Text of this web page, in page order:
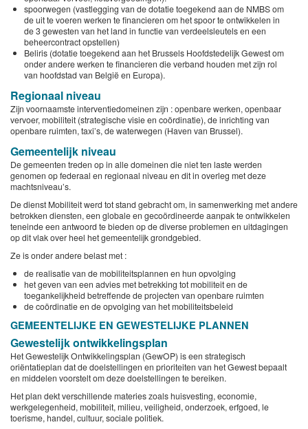
spoorwegen (vastlegging van de dotatie toegekend aan de NMBS om
de uit te voeren werken te financieren om het spoor te ontwikkelen in
de 3 gewesten van het land in functie van verdeelsleutels en een
beheercontract opstellen)
Beliris (dotatie toegekend aan het Brussels Hoofdstedelijk Gewest om
onder andere werken te financieren die verband houden met zijn rol
van hoofdstad van België en Europa).
Regionaal niveau
Zijn voornaamste interventiedomeinen zijn : openbare werken, openbaar
vervoer, mobiliteit (strategische visie en coördinatie), de inrichting van
openbare ruimten, taxi’s, de waterwegen (Haven van Brussel).
Gemeentelijk niveau
De gemeenten treden op in alle domeinen die niet ten laste werden
genomen op federaal en regionaal niveau en dit in overleg met deze
machtsniveau’s.
De dienst Mobiliteit werd tot stand gebracht om, in samenwerking met andere
betrokken diensten, een globale en gecoördineerde aanpak te ontwikkelen
teneinde een antwoord te bieden op de diverse problemen en uitdagingen
op dit vlak over heel het gemeentelijk grondgebied.
Ze is onder andere belast met :
de realisatie van de mobiliteitsplannen en hun opvolging
het geven van een advies met betrekking tot mobiliteit en de
toegankelijkheid betreffende de projecten van openbare ruimten
de coördinatie en de opvolging van het mobiliteitsbeleid
GEMEENTELIJKE EN GEWESTELIJKE PLANNEN
Gewestelijk ontwikkelingsplan
Het Gewestelijk Ontwikkelingsplan (GewOP) is een strategisch
oriëntatieplan dat de doelstellingen en prioriteiten van het Gewest bepaalt
en middelen voorstelt om deze doelstellingen te bereiken.
Het plan dekt verschillende materies zoals huisvesting, economie,
werkgelegenheid, mobiliteit, milieu, veiligheid, onderzoek, erfgoed, le
toerisme, handel, cultuur, sociale politiek.